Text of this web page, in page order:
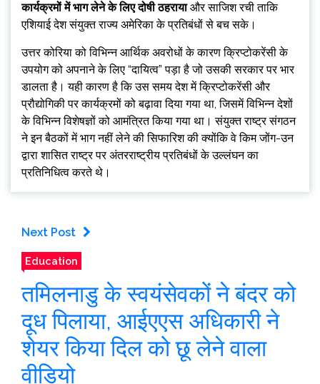
कार्यक्रमों में भाग लेने के लिए दोषी ठहरायाऔर साजिश रची ताकि
एशियाई देश संयुक्त राज्य अमेरिका के प्रतिबंधों से बच सके।
उत्तर कोरिया को विभिन्न आर्थिक अवरोधों के कारण क्रिप्टोकरेंसी के
उपयोग को अपनाने के लिए “दायित्व” पड़ा है जो उसकी सरकार पर भार
डालता है। यही कारण है कि उस समय देश में क्रिप्टोकरेंसी और
प्रौद्योगिकी पर कार्यक्रमों को बढ़ावा दिया गया था, जिसमें विभिन्न देशों
के विभिन्न विशेषज्ञों को आमंत्रित किया गया था। संयुक्त राष्ट्र संगठन
ने इन बैठकों में भाग नहीं लेने की सिफारिश की क्योंकि वे किम जोंग-उन
द्वारा शासित राष्ट्र पर अंतरराष्ट्रीय प्रतिबंधों के उल्लंघन का
प्रतिनिधित्व करते थे।
Next Post
Education
तमिलनाडु के स्वयंसेवकों ने बंदर को
दूध पिलाया, आईएएस अधिकारी ने
शेयर किया दिल को छू लेने वाला
वीडियो